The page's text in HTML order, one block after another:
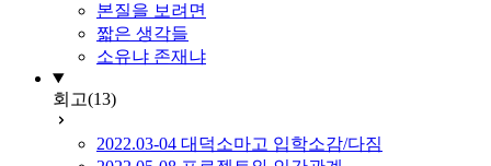
본질을 보려면
짧은 생각들
소유냐 존재냐
회고(13)
2022.03-04 대덕소마고 입학소감/다짐